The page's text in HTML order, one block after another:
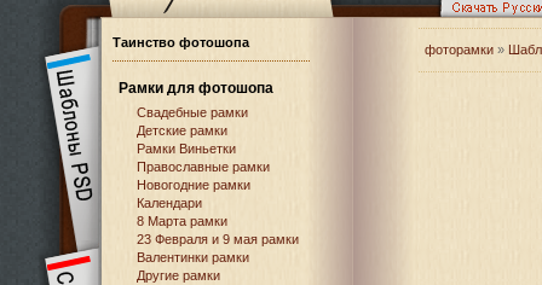
Таинство фотошопа
Рамки для фотошопа
Свадебные рамки
Детские рамки
Рамки Виньетки
Православные рамки
Новогодние рамки
Календари
8 Марта рамки
23 Февраля и 9 мая рамки
Валентинки рамки
Другие рамки
фоторамки »